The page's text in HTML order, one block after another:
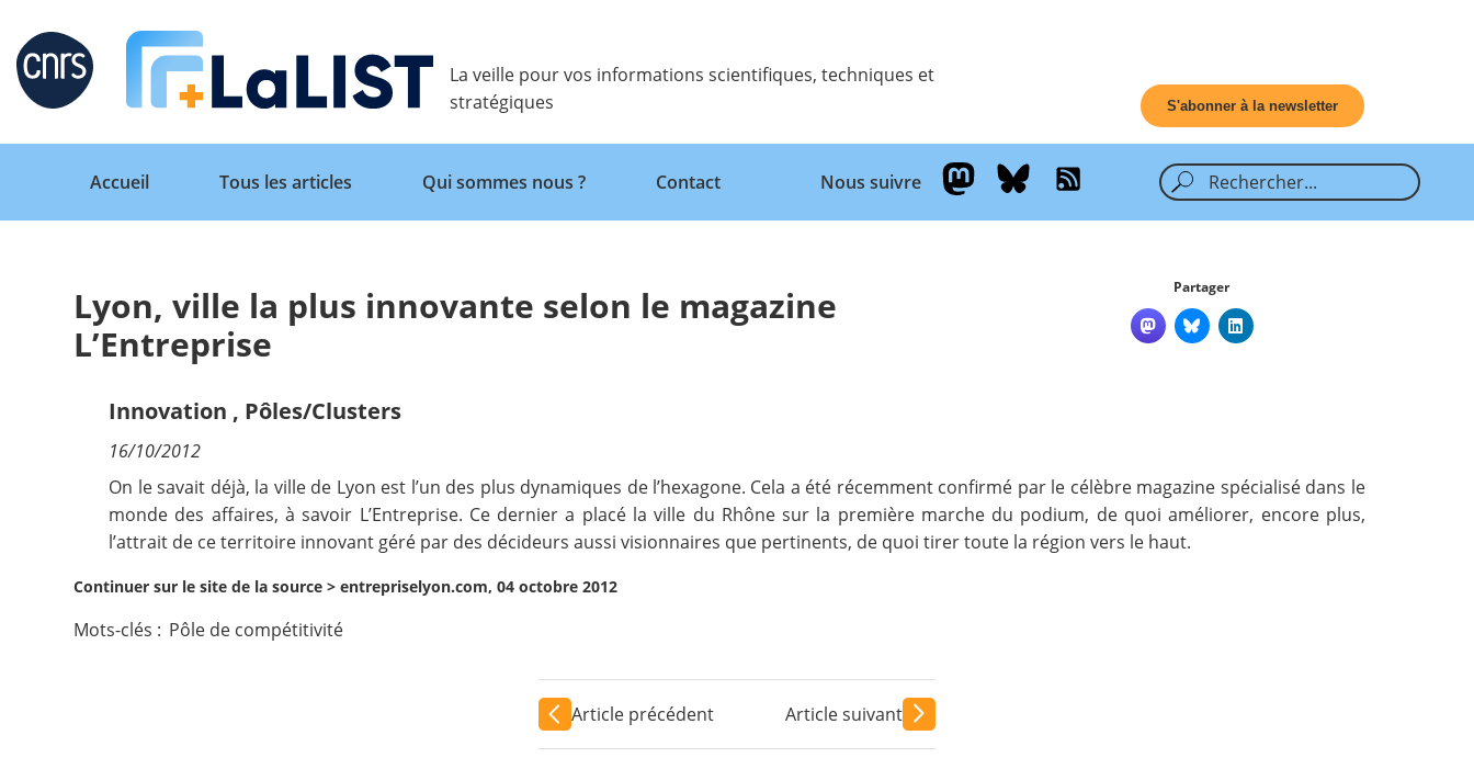
Retour
Accueil
Qui sommes nous ?
Nous suivre
La veille pour vos informations scientifiques, techniques et
stratégiques
S'abonner à la newsletter
Retour
Accueil
Tous les articles Qui sommes nous ? Contact Nous suivre
Lyon, ville la plus innovante selon le magazine
L’Entreprise
Partager
Innovation , Pôles/Clusters
16/10/2012
On le savait déjà, la ville de Lyon est l’un des plus dynamiques de l’hexagone. Cela a été récemment confirmé par le célèbre magazine spécialisé dans le
monde des affaires, à savoir L’Entreprise. Ce dernier a placé la ville du Rhône sur la première marche du podium, de quoi améliorer, encore plus,
l’attrait de ce territoire innovant géré par des décideurs aussi visionnaires que pertinents, de quoi tirer toute la région vers le haut.
Continuer sur le site de la source >entrepriselyon.com, 04 octobre 2012
Mots-clés : Pôle de compétitivité
Article précédent Article suivant